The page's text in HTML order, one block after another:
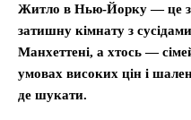
Житло в Нью-Йорку — це
затишну кімнату з
Манхеттені, а хтось —
умовах високих цін і
де шукати.